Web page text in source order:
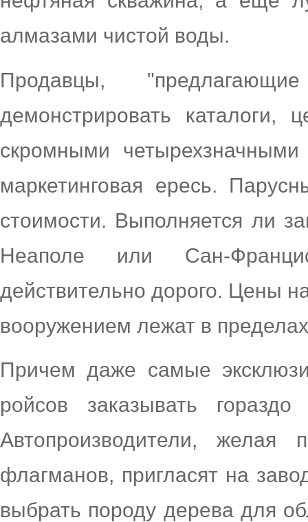
алмазами чистой воды.
Продавцы,
демонстрировать каталоги,
скромными
маркетинговая ересь.
стоимости. Выполняется ли
Неаполе или Сан-
действительно дорого. Цены
вооружением лежат в
Причем даже самые
ройсов заказывать
Автопроизводители, желая
флагманов, пригласят на
выбрать породу дерева для